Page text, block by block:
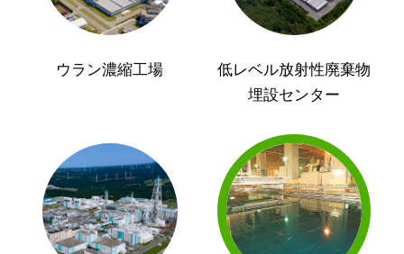
ウラン濃縮工場
低レベル放射性廃棄物
埋設センター